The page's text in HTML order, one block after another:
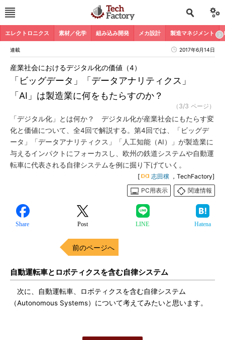
エレクトロニクス 素材／化学 組み込み開発 メカ設計 製造マネジメント
連載 2017年6月14日
「ビッグデータ」「データアナリティクス」
「AI」は製造業に何をもたらすのか？
産業社会におけるデジタル化の価値（4）
（3/3 ページ）
「デジタル化」とは何か？ デジタル化が産業社会にもたらす変
化と価値について、全4回で解説する。第4回では、「ビッグデ
ータ」「データアナリティクス」「人工知能（AI）」が製造業に
与えるインパクトにフォーカスし、欧州の鉄道システムや自動運
転車に代表される自律システムを例に掘り下げていく。
[ 志田穣 ，TechFactory]
PC用表示
関連情報
Share Post LINE Hatena
前のページへ
自動運転車とロボティクスを含む自律システム
次に、自動運転車、ロボティクスを含む自律システム
（Autonomous Systems）について考えてみたいと思います。